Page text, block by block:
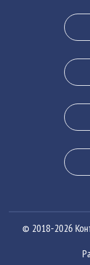
Сведения о
служащих
© 2018-2026